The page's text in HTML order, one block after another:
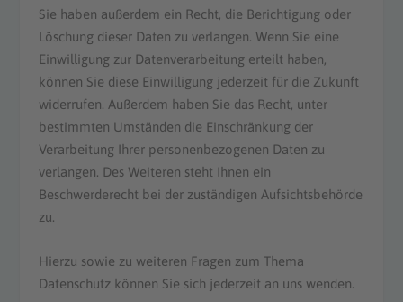
Sie haben außerdem ein Recht, die Berichtigung oder
Löschung dieser Daten zu verlangen. Wenn Sie eine
Einwilligung zur Datenverarbeitung erteilt haben,
können Sie diese Einwilligung jederzeit für die Zukunft
widerrufen. Außerdem haben Sie das Recht, unter
bestimmten Umständen die Einschränkung der
Verarbeitung Ihrer personenbezogenen Daten zu
verlangen. Des Weiteren steht Ihnen ein
Beschwerderecht bei der zuständigen Aufsichtsbehörde
zu.
Hierzu sowie zu weiteren Fragen zum Thema
Datenschutz können Sie sich jederzeit an uns wenden.